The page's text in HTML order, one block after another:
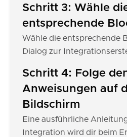
Schritt 3: Wähle
entsprechende
Wähle die entsprechende
Dialog zur
Schritt 4: Folge
Anweisungen auf
Bildschirm
Eine ausführliche
Integration wird dir beim